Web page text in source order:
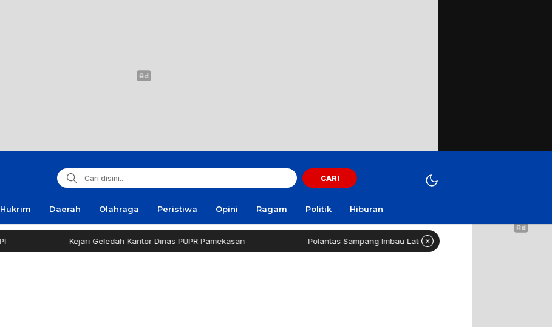
CARI
Hukrim Daerah Olahraga Peristiwa Opini Ragam Politik Hiburan
Kejari Geledah Kantor Dinas PUPR Pamekasan Polantas Sampang Imbau Latihan Gerak Jalan Tak Gunakan Jalan Raya